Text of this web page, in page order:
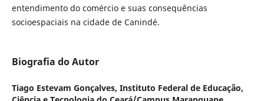
entendimento do comércio e suas consequências
socioespaciais na cidade de Canindé.
Biografia do Autor
Tiago Estevam Gonçalves, Instituto Federal de Educação,